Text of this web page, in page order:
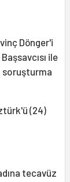
Dönger'i
ile
soruşturma
(24)
tecavüz